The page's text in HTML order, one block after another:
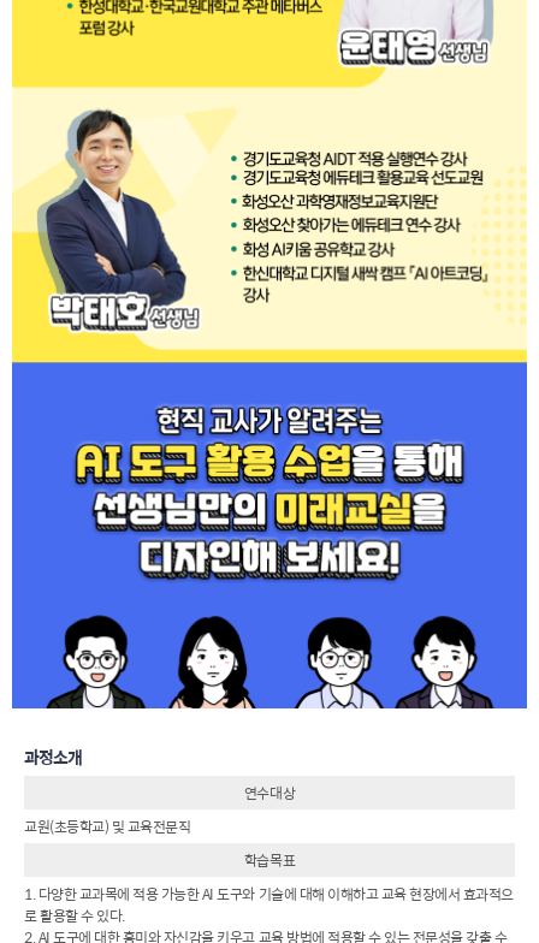
과정소개
연수대상
교원(초등학교) 및 교육전문직
학습목표
1. 다양한 교과목에 적용 가능한 AI 도구와 기술에 대해 이해하고 교육 현장에서 효과적으
로 활용할 수 있다.
2. AI 도구에 대한 흥미와 자신감을 키우고 교육 방법에 적용할 수 있는 전문성을 갖출 수